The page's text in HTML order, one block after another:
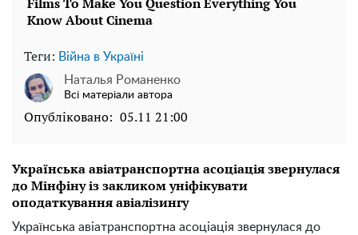
Теги: Війна в Україні
Наталья Романенко
Всі матеріали автора
Опубліковано: 05.11 21:00
Українська авіатранспортна асоціація звернулася
до Мінфіну із закликом уніфікувати
оподаткування авіалізингу
Українська авіатранспортна асоціація звернулася до